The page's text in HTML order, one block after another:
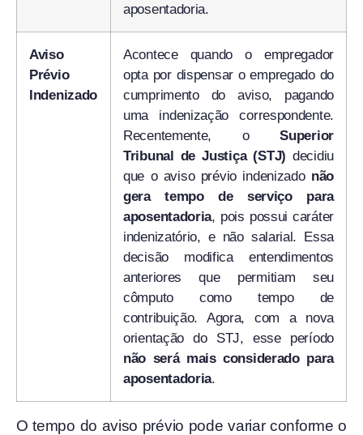
aposentadoria.
Aviso
Prévio
Indenizado
Acontece quando o empregador
opta por dispensar o empregado do
cumprimento do aviso, pagando
uma indenização correspondente.
Recentemente, oSuperior
Tribunal de Justiça (STJ) decidiu
que o aviso prévio indenizado não
gera tempo de serviço para
aposentadoria, pois possui caráter
indenizatório, e não salarial. Essa
decisão modifica entendimentos
anteriores que permitiam seu
cômputo como tempo de
contribuição. Agora, com a nova
orientação do STJ, esse período
não será mais considerado para
aposentadoria.
O tempo do aviso prévio pode variar conforme o